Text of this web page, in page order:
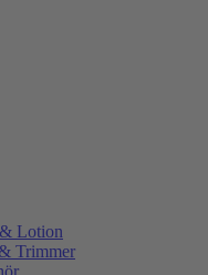
Lotion
Trimmer